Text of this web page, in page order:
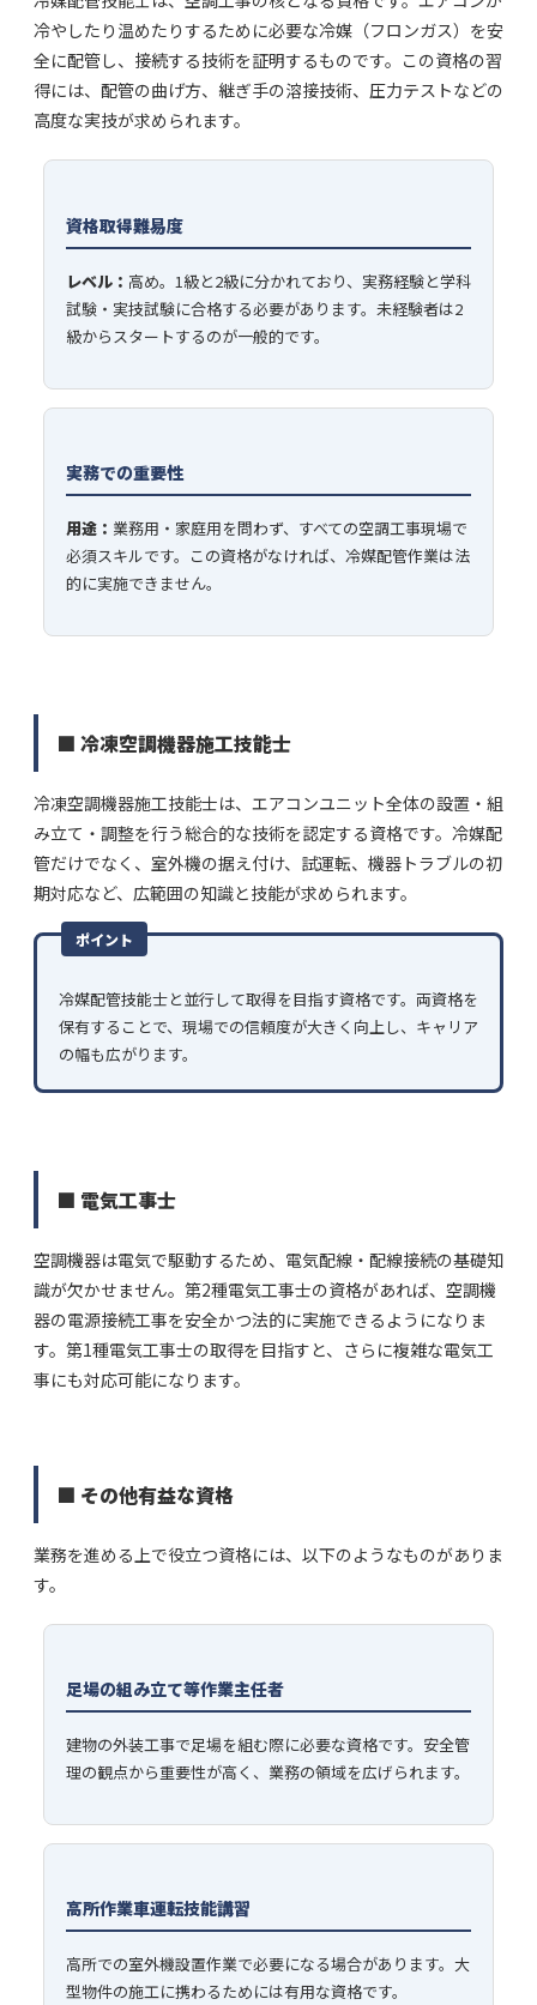
冷やしたり温めたりするために必要な冷媒（フロンガス）を安
全に配管し、接続する技術を証明するものです。この資格の習
得には、配管の曲げ方、継ぎ手の溶接技術、圧力テストなどの
高度な実技が求められます。
資格取得難易度
レベル： 高め。1級と2級に分かれており、実務経験と学科
試験・実技試験に合格する必要があります。未経験者は2
級からスタートするのが一般的です。
実務での重要性
用途： 業務用・家庭用を問わず、すべての空調工事現場で
必須スキルです。この資格がなければ、冷媒配管作業は法
的に実施できません。
■ 冷凍空調機器施工技能士
冷凍空調機器施工技能士は、エアコンユニット全体の設置・組
み立て・調整を行う総合的な技術を認定する資格です。冷媒配
管だけでなく、室外機の据え付け、試運転、機器トラブルの初
期対応など、広範囲の知識と技能が求められます。
ポイント
冷媒配管技能士と並行して取得を目指す資格です。両資格を
保有することで、現場での信頼度が大きく向上し、キャリア
の幅も広がります。
■ 電気工事士
空調機器は電気で駆動するため、電気配線・配線接続の基礎知
識が欠かせません。第2種電気工事士の資格があれば、空調機
器の電源接続工事を安全かつ法的に実施できるようになりま
す。第1種電気工事士の取得を目指すと、さらに複雑な電気工
事にも対応可能になります。
■ その他有益な資格
業務を進める上で役立つ資格には、以下のようなものがありま
す。
足場の組み立て等作業主任者
建物の外装工事で足場を組む際に必要な資格です。安全管
理の観点から重要性が高く、業務の領域を広げられます。
高所作業車運転技能講習
高所での室外機設置作業で必要になる場合があります。大
型物件の施工に携わるためには有用な資格です。